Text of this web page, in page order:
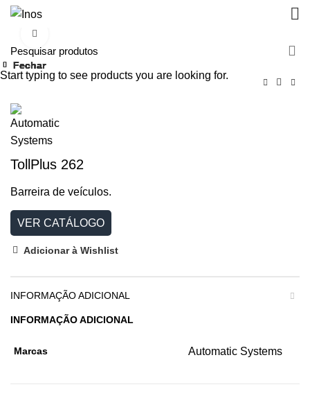
TollPlus 262
Barreira de veículos.
VER CATÁLOGO
Adicionar à Wishlist
INFORMAÇÃO ADICIONAL
INFORMAÇÃO ADICIONAL
Marcas Automatic Systems
Fechar
Fechar
Fechar
Fechar
Fechar
Fechar
Fechar
Fechar
Start typing to see products you are looking for.